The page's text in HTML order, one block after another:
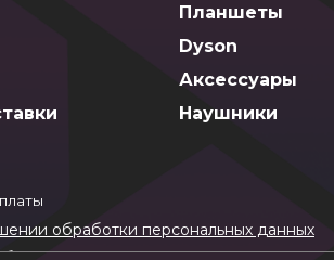
Планшеты
Dyson
Аксессуары
Наушники
обработки персональных данных